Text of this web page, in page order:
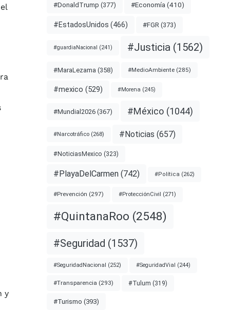
y
#DonaldTrump (377) #Economía (410)
#EstadosUnidos (466) #FGR (373)
#guardiaNacional (241) #Justicia (1562)
#MaraLezama (358) #MedioAmbiente(285)
#mexico (529) #Morena (245)
#Mundial2026(367) #México(1044)
#Narcotráfico(268) #Noticias (657)
#NoticiasMexico (323)
#PlayaDelCarmen(742) #Política (262)
#Prevención (297) #ProtecciónCivil (271)
#QuintanaRoo (2548)
#Seguridad (1537)
#SeguridadNacional (252) #SeguridadVial (244)
#Transparencia (293) #Tulum (319)
#Turismo (393)